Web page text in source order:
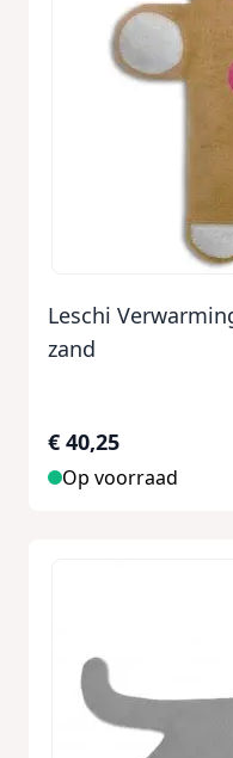
Leschi
zand
€ 40,25
Op voorraad